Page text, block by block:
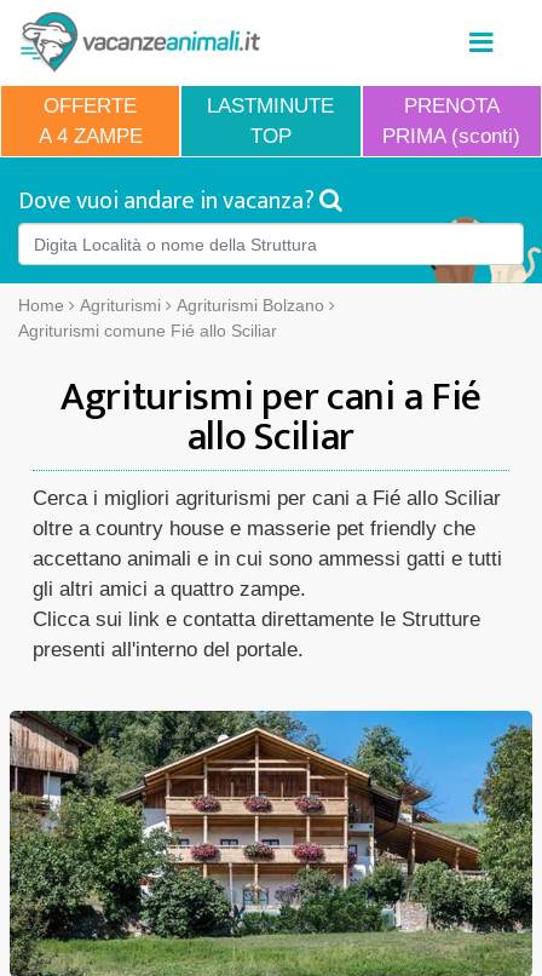
OFFERTE
A 4 ZAMPE
LASTMINUTE
TOP
PRENOTA
PRIMA (sconti)
Dove vuoi andare in vacanza?
Home Agriturismi
Agriturismi Bolzano
Agriturismi comune Fié allo Sciliar
Agriturismi per cani a Fié
allo Sciliar
Cerca i migliori agriturismi per cani a Fié allo Sciliar
oltre a country house e masserie pet friendly che
accettano animali e in cui sono ammessi gatti e tutti
gli altri amici a quattro zampe.
Clicca sui link e contatta direttamente le Strutture
presenti all'interno del portale.